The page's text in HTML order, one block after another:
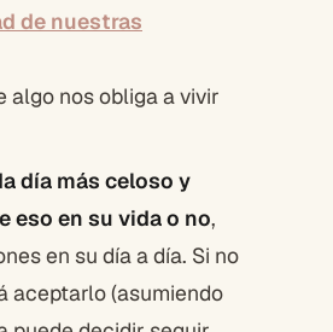
de nuestras
algo nos obliga a vivir
día más celoso y
eso en su vida o no,
en su día a día. Si no
aceptarlo (asumiendo